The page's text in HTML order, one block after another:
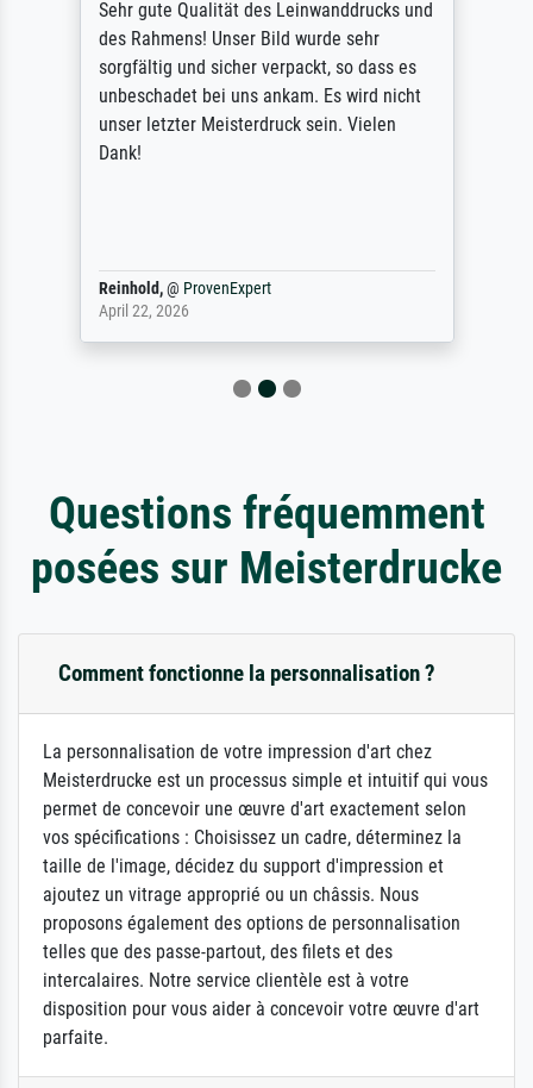
Sehr gute Qualität des Leinwanddrucks und
des Rahmens! Unser Bild wurde sehr
sorgfältig und sicher verpackt, so dass es
unbeschadet bei uns ankam. Es wird nicht
unser letzter Meisterdruck sein. Vielen
Dank!
Reinhold,@ ProvenExpert
April 22, 2026
Questions fréquemment
posées sur Meisterdrucke
Comment fonctionne la personnalisation ?
La personnalisation de votre impression d'art chez
Meisterdrucke est un processus simple et intuitif qui vous
permet de concevoir une œuvre d'art exactement selon
vos spécifications : Choisissez un cadre, déterminez la
taille de l'image, décidez du support d'impression et
ajoutez un vitrage approprié ou un châssis. Nous
proposons également des options de personnalisation
telles que des passe-partout, des filets et des
intercalaires. Notre service clientèle est à votre
disposition pour vous aider à concevoir votre œuvre d'art
parfaite.